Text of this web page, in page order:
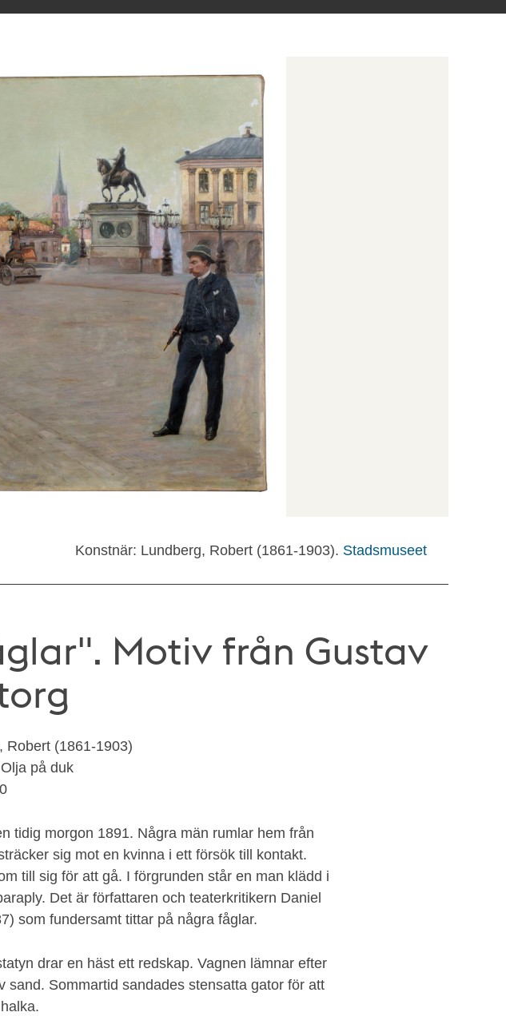
Konstnär: Lundberg, Robert (1861-1903). Stadsmuseet
Motiv från Gustav
Robert (1861-1903)
på duk
tidig morgon 1891. Några män rumlar hem från
sig mot en kvinna i ett försök till kontakt.
till sig för att gå. I förgrunden står en man klädd i
Det är författaren och teaterkritikern Daniel
som fundersamt tittar på några fåglar.
drar en häst ett redskap. Vagnen lämnar efter
sand. Sommartid sandades stensatta gator för att